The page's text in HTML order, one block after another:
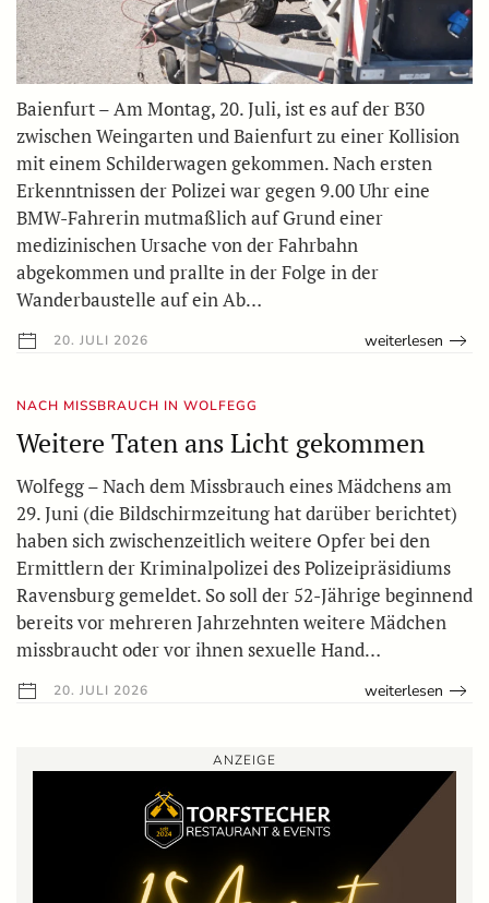
Baienfurt – Am Montag, 20. Juli, ist es auf der B30
zwischen Weingarten und Baienfurt zu einer Kollision
mit einem Schilderwagen gekommen. Nach ersten
Erkenntnissen der Polizei war gegen 9.00 Uhr eine
BMW-Fahrerin mutmaßlich auf Grund einer
medizinischen Ursache von der Fahrbahn
abgekommen und prallte in der Folge in der
Wanderbaustelle auf ein Ab…
20. JULI 2026 weiterlesen
NACH MISSBRAUCH IN WOLFEGG
Weitere Taten ans Licht gekommen
Wolfegg – Nach dem Missbrauch eines Mädchens am
29. Juni (die Bildschirmzeitung hat darüber berichtet)
haben sich zwischenzeitlich weitere Opfer bei den
Ermittlern der Kriminalpolizei des Polizeipräsidiums
Ravensburg gemeldet. So soll der 52-Jährige beginnend
bereits vor mehreren Jahrzehnten weitere Mädchen
missbraucht oder vor ihnen sexuelle Hand…
20. JULI 2026 weiterlesen
ANZEIGE